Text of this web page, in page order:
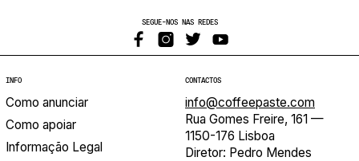
SEGUE-NOS NAS REDES
INFO
Como anunciar
Como apoiar
Informação Legal
CONTACTOS
info@coffeepaste.com
Rua Gomes Freire, 161 —
1150-176 Lisboa
Diretor: Pedro Mendes